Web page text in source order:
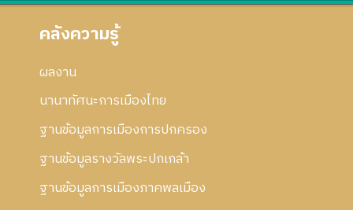
คลังความรู้
ผลงาน
นานาทัศนะการเมืองไทย
ฐานข้อมูลการเมืองการปกครอง
ฐานข้อมูลรางวัลพระปกเกล้า
ฐานข้อมูลการเมืองภาคพลเมือง